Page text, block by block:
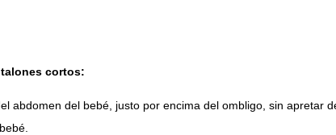
cortos:
abdomen del bebé, justo por encima del ombligo, sin apretar